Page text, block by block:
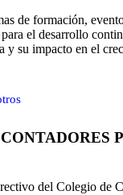
de formación,
el desarrollo
y su impacto en el